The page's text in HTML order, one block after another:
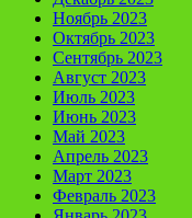
Ноябрь 2023
Октябрь 2023
Сентябрь 2023
Август 2023
Июль 2023
Июнь 2023
Май 2023
Апрель 2023
Март 2023
Февраль 2023